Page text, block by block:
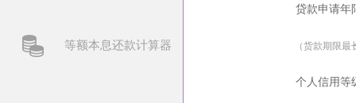
等额本息还款计算器
贷款申请年
（货款期限
个人信用等